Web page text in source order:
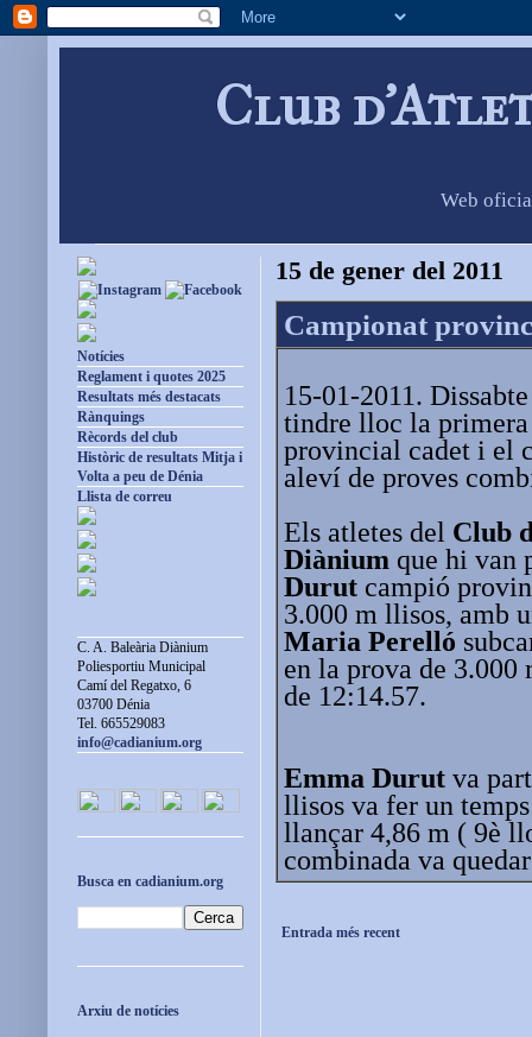
Club
Web
15 de gener del 2011
Campionat
15-01-2011.
tindre lloc la
provincial cadet i el
aleví de proves
Els atletes del Club
Diànium que hi van
Durut campió
3.000 m llisos, amb
Maria Perelló
en la prova de 3.000
de 12:14.57.
Emma Durut va
llisos va fer un
llançar 4,86 m ( 9è
combinada va
Entrada més recent
Notícies
Reglament i quotes 2025
Resultats més destacats
Rànquings
Rècords del club
Històric de resultats Mitja i
Volta a peu de Dénia
Llista de correu
C. A. Baleària Diànium
Poliesportiu Municipal
Camí del Regatxo, 6
03700 Dénia
Tel. 665529083
info@cadianium.org
Busca en cadianium.org
Arxiu de notícies